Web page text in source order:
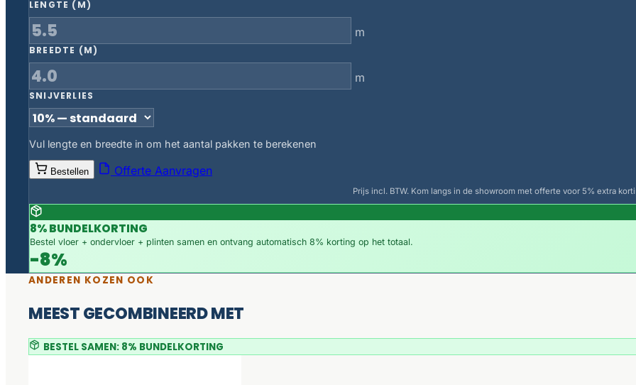
LENGTE (M)
m
BREEDTE (M)
m
SNIJVERLIES
Vul lengte en breedte in om het aantal pakken te berekenen
Bestellen Offerte Aanvragen
Prijs incl. BTW. Kom langs in de showroom met offerte voor 5% extra
8% BUNDELKORTING
Bestel vloer + ondervloer + plinten samen en ontvang automatisch 8% korting op het totaal.
-8%
ANDEREN KOZEN OOK
MEEST GECOMBINEERD MET
BESTEL SAMEN: 8% BUNDELKORTING